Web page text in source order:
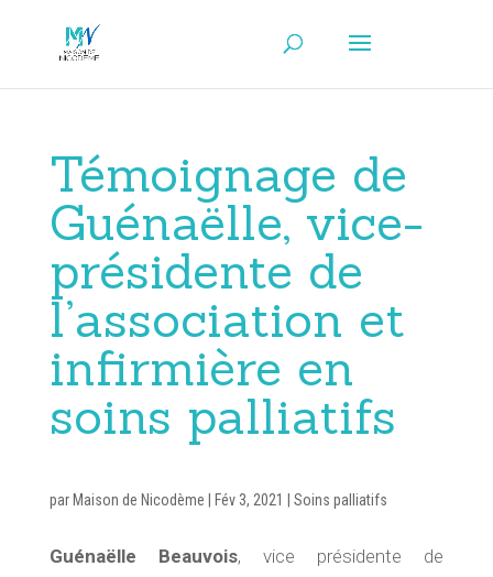
Témoignage de
Guénaëlle, vice-
présidente de
l’association et
infirmière en
soins palliatifs
par Maison de Nicodème Fév 3, 2021 Soins palliatifs
Guénaëlle Beauvois, vice présidente de